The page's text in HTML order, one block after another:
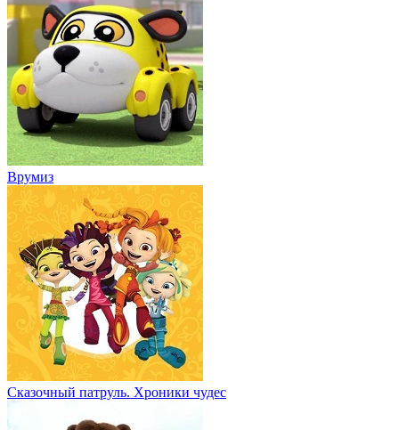
Врумиз
Сказочный патруль. Хроники чудес